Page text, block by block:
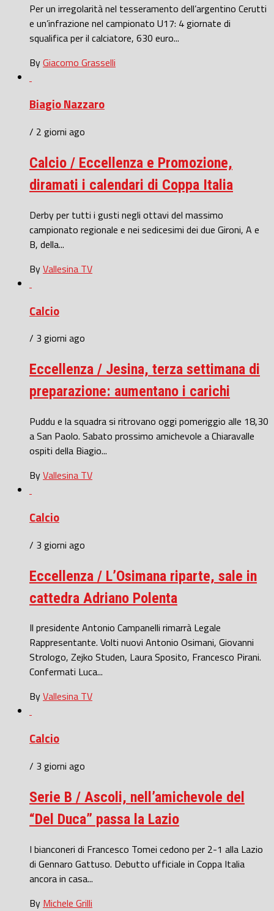
Per un irregolarità nel tesseramento dell’argentino Cerutti
e un’infrazione nel campionato U17: 4 giornate di
squalifica per il calciatore, 630 euro...
ByGiacomo Grasselli
Biagio Nazzaro
/ 2 giorni ago
Calcio / Eccellenza e Promozione,
diramati i calendari di Coppa Italia
Derby per tutti i gusti negli ottavi del massimo
campionato regionale e nei sedicesimi dei due Gironi, A e
B, della...
ByVallesina TV
Calcio
/ 3 giorni ago
Eccellenza / Jesina, terza settimana di
preparazione: aumentano i carichi
Puddu e la squadra si ritrovano oggi pomeriggio alle 18,30
a San Paolo. Sabato prossimo amichevole a Chiaravalle
ospiti della Biagio...
ByVallesina TV
Calcio
/ 3 giorni ago
Eccellenza / L’Osimana riparte, sale in
cattedra Adriano Polenta
Il presidente Antonio Campanelli rimarrà Legale
Rappresentante. Volti nuovi Antonio Osimani, Giovanni
Strologo, Zejko Studen, Laura Sposito, Francesco Pirani.
Confermati Luca...
ByVallesina TV
Calcio
/ 3 giorni ago
Serie B / Ascoli, nell’amichevole del
“Del Duca” passa la Lazio
I bianconeri di Francesco Tomei cedono per 2-1 alla Lazio
di Gennaro Gattuso. Debutto ufficiale in Coppa Italia
ancora in casa...
By Michele Grilli